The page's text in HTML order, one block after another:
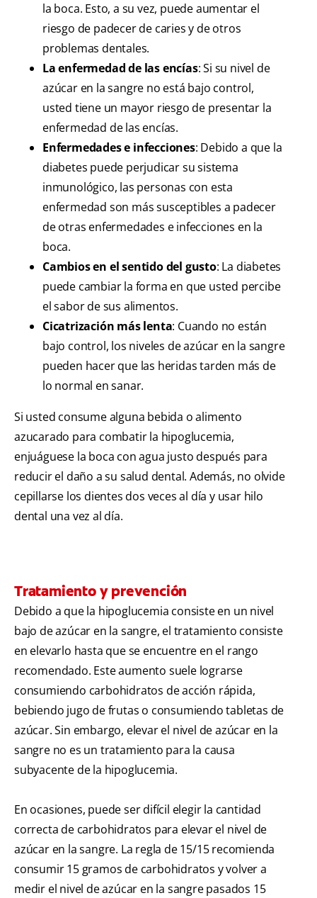
la boca. Esto, a su vez, puede aumentar el
riesgo de padecer de caries y de otros
problemas dentales.
La enfermedad de las encías: Si su nivel de
azúcar en la sangre no está bajo control,
usted tiene un mayor riesgo de presentar la
enfermedad de las encías.
Enfermedades e infecciones: Debido a que la
diabetes puede perjudicar su sistema
inmunológico, las personas con esta
enfermedad son más susceptibles a padecer
de otras enfermedades e infecciones en la
boca.
Cambios en el sentido del gusto: La diabetes
puede cambiar la forma en que usted percibe
el sabor de sus alimentos.
Cicatrización más lenta: Cuando no están
bajo control, los niveles de azúcar en la sangre
pueden hacer que las heridas tarden más de
lo normal en sanar.
Si usted consume alguna bebida o alimento
azucarado para combatir la hipoglucemia,
enjuáguese la boca con agua justo después para
reducir el daño a su salud dental. Además, no olvide
cepillarse los dientes dos veces al día y usar hilo
dental una vez al día.
Tratamiento y prevención
Debido a que la hipoglucemia consiste en un nivel
bajo de azúcar en la sangre, el tratamiento consiste
en elevarlo hasta que se encuentre en el rango
recomendado. Este aumento suele lograrse
consumiendo carbohidratos de acción rápida,
bebiendo jugo de frutas o consumiendo tabletas de
azúcar. Sin embargo, elevar el nivel de azúcar en la
sangre no es un tratamiento para la causa
subyacente de la hipoglucemia.
En ocasiones, puede ser difícil elegir la cantidad
correcta de carbohidratos para elevar el nivel de
azúcar en la sangre. La regla de 15/15 recomienda
consumir 15 gramos de carbohidratos y volver a
medir el nivel de azúcar en la sangre pasados 15